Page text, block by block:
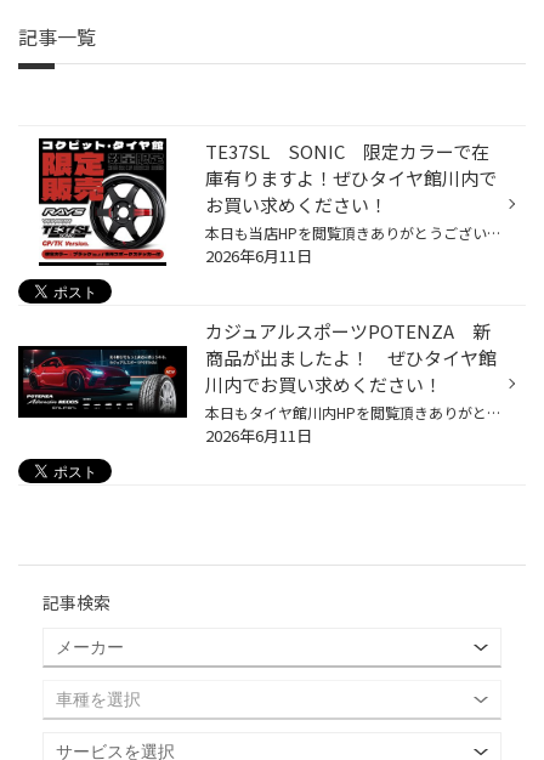
記事一覧
TE37SL SONIC 限定カラーで在
庫有りますよ！ぜひタイヤ館川内で
お買い求めください！
本日も当店HPを閲覧頂きありがとうございます。 本日はコクピット・タイヤ館限定カラーTE37SL SONICがお買い得のご案内です！ RAYS TE37SL SONIC 限定1セット限りで超特価でご案内します！サイズ要確認ですよ！ （特価は店頭でのみご案内。お電話での金額お問い合わせはご対応しておりませんが在庫...
2026年6月11日
カジュアルスポーツPOTENZA 新
商品が出ましたよ！ ぜひタイヤ館
川内でお買い求めください！
本日もタイヤ館川内HPを閲覧頂きありがとうございます。 今回はカジュアルスポーツPOTENZA POTENZA Adrenalin RE005 のご紹介です。 普段の街乗りの中で、通勤の中で、もう少し車を操縦している感覚がほしい！ ハイグリップまでは必要ないけれど粋な走りをしたい、見た目をよりスポーティーでスタ...
2026年6月11日
記事検索